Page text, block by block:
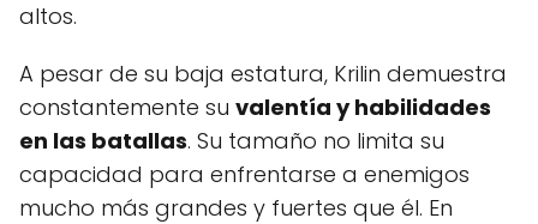
altos.
A pesar de su baja estatura, Krilin demuestra
constantemente su valentía y habilidades
en las batallas. Su tamaño no limita su
capacidad para enfrentarse a enemigos
mucho más grandes y fuertes que él. En